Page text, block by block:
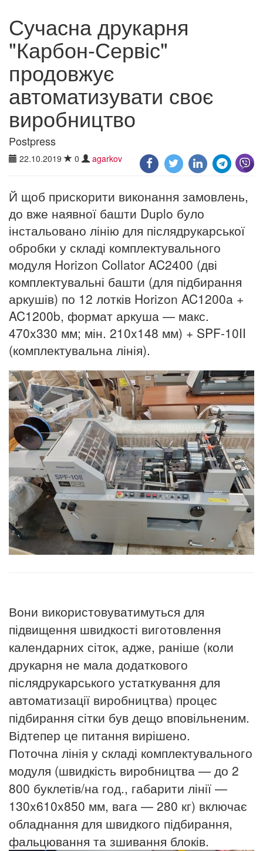
Сучасна друкарня
"Карбон-Сервіс"
продовжує
автоматизувати своє
виробництво
Postpress
22.10.2019 0 agarkov
Й щоб прискорити виконання замовлень,
до вже наявної башти Duplo було
інстальовано лінію для післядрукарської
обробки у складі комплектувального
модуля Horizon Collator AC2400 (дві
комплектувальні башти (для підбирання
аркушів) по 12 лотків Horizon AC1200a +
AC1200b, формат аркуша — макс.
470x330 мм; мін. 210x148 мм) + SPF-10II
(комплектувальна лінія).
Вони використовуватимуться для
підвищення швидкості виготовлення
календарних сіток, адже, раніше (коли
друкарня не мала додаткового
післядрукарського устаткування для
автоматизації виробництва) процес
підбирання сітки був дещо вповільненим.
Відтепер це питання вирішено.
Поточна лінія у складі комплектувального
модуля (швидкість виробництва — до 2
800 буклетів/на год., габарити лінії —
130x610x850 мм, вага — 280 кг) включає
обладнання для швидкого підбирання,
фальцювання та зшивання блоків.